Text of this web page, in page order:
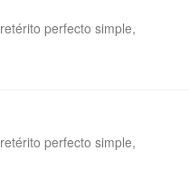
perfecto simple,
perfecto simple,